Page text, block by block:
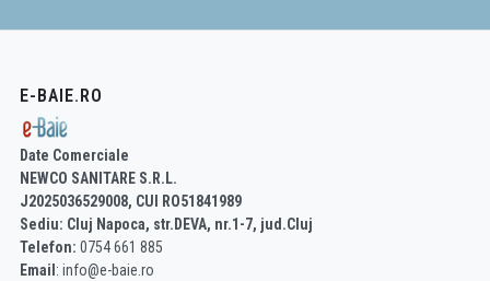
E-BAIE.RO
Date Comerciale
NEWCO SANITARE S.R.L.
J2025036529008, CUI RO51841989
Sediu: Cluj Napoca, str.DEVA, nr.1-7, jud.Cluj
Telefon: 0754 661 885
Email : info@e-baie.ro